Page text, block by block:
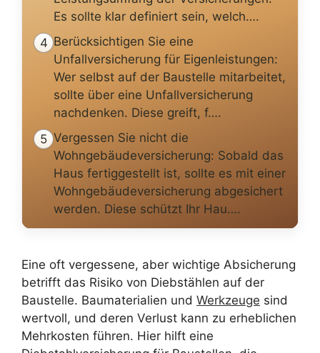
Es sollte klar definiert sein, welch….
4 Berücksichtigen Sie eine
Unfallversicherung für Eigenleistungen:
Wer selbst auf der Baustelle mitarbeitet,
sollte über eine Unfallversicherung
nachdenken. Diese greift, f….
5 Vergessen Sie nicht die
Wohngebäudeversicherung: Sobald das
Haus fertiggestellt ist, sollte es mit einer
Wohngebäudeversicherung abgesichert
werden. Diese schützt Ihr Hau….
Eine oft vergessene, aber wichtige Absicherung
betrifft das Risiko von Diebstählen auf der
Baustelle. Baumaterialien und Werkzeuge sind
wertvoll, und deren Verlust kann zu erheblichen
Mehrkosten führen. Hier hilft eine